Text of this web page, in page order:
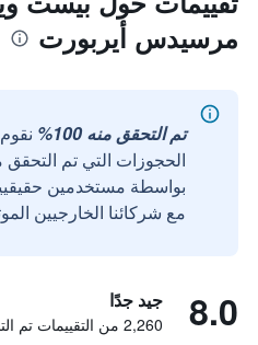
مرسيدس أيربورت
تم التحقق منه 100%
الحجوزات التي تم التحقق
مع شركائنا الخارجيين
8.0 جيد جدًا
2,260 من التقييمات تم التحقق منها